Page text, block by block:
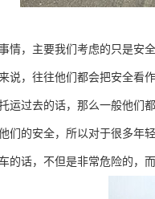
情，主要我们考虑的只是安
说，往往他们都会把安全看
运过去的话，那么一般他们
们的安全，所以对于很多年
的话，不但是非常危险的，